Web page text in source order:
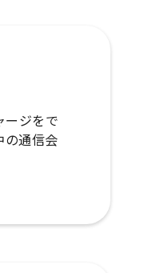
ジをで
の通信会